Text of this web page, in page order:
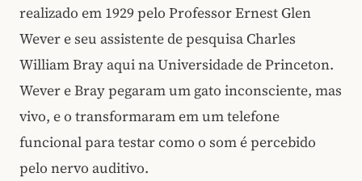
realizado em 1929 pelo Professor Ernest Glen
Wever e seu assistente de pesquisa Charles
William Bray aqui na Universidade de Princeton.
Wever e Bray pegaram um gato inconsciente, mas
vivo, e o transformaram em um telefone
funcional para testar como o som é percebido
pelo nervo auditivo.